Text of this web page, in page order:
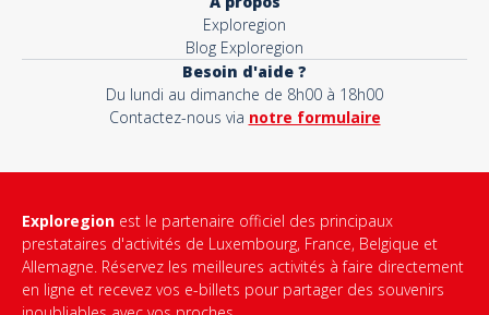
Exploregion
Blog Exploregion
Besoin d'aide ?
Du lundi au dimanche de 8h00 à 18h00
Contactez-nous via notre formulaire
Exploregion est le partenaire officiel des principaux
prestataires d'activités de Luxembourg, France, Belgique et
Allemagne. Réservez les meilleures activités à faire directement
en ligne et recevez vos e-billets pour partager des souvenirs